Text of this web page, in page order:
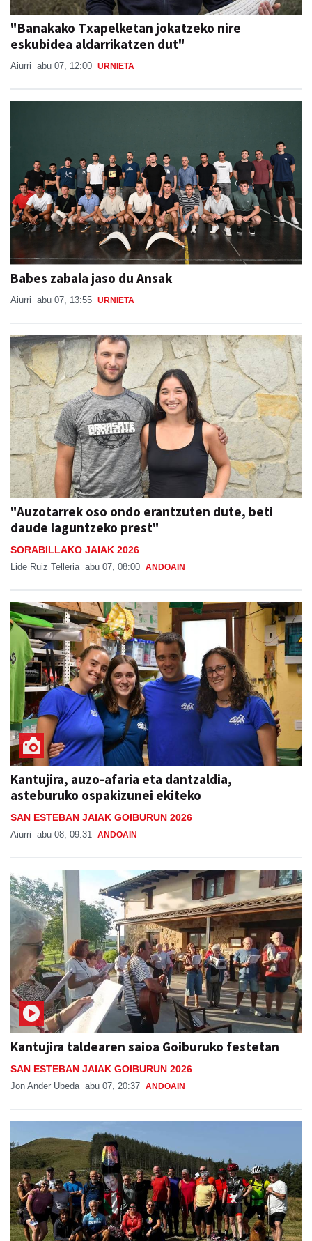
"Banakako Txapelketan jokatzeko nire
eskubidea aldarrikatzen dut"
Aiurri abu 07, 12:00 URNIETA
Babes zabala jaso du Ansak
Aiurri abu 07, 13:55 URNIETA
"Auzotarrek oso ondo erantzuten dute, beti
daude laguntzeko prest"
SORABILLAKO JAIAK 2026
Lide Ruiz Telleria abu 07, 08:00 ANDOAIN
Kantujira, auzo-afaria eta dantzaldia,
asteburuko ospakizunei ekiteko
SAN ESTEBAN JAIAK GOIBURUN 2026
Aiurri abu 08, 09:31 ANDOAIN
Kantujira taldearen saioa Goiburuko festetan
SAN ESTEBAN JAIAK GOIBURUN 2026
Jon Ander Ubeda abu 07, 20:37 ANDOAIN